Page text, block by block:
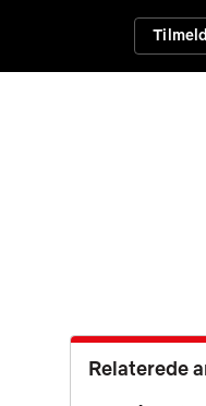
Relaterede